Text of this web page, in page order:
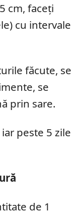
cm, faceți
cu intervale
făcute, se
se
prin sare.
peste 5 zile
de 1